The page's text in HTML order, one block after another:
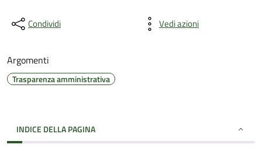
Condividi Vedi azioni
Argomenti
Trasparenza amministrativa
INDICE DELLA PAGINA